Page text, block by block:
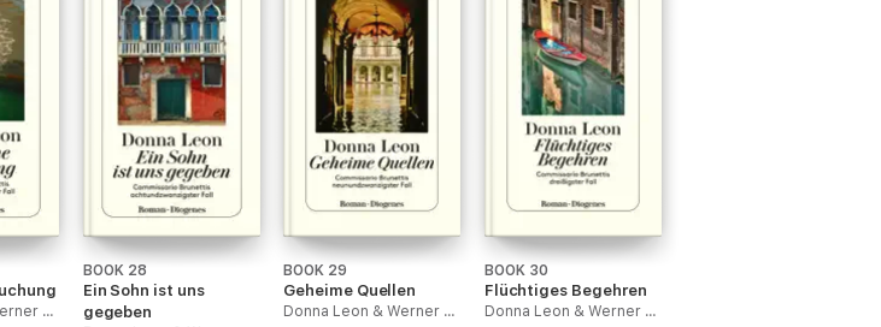
Donna Leon & Werner Schmitz
BOOK 28
Ein Sohn ist uns
gegeben
BOOK 29
Geheime Quellen
Donna Leon & Werner Schmitz
BOOK 30
Flüchtiges Begehren
Donna Leon & Werner Schmitz